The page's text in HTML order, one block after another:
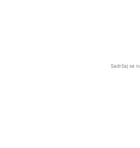
Sadržaj se